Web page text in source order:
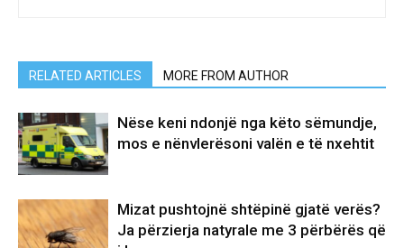
RELATED ARTICLES MORE FROM AUTHOR
Nëse keni ndonjë nga këto sëmundje,
mos e nënvlerësoni valën e të nxehtit
Mizat pushtojnë shtëpinë gjatë verës?
Ja përzierja natyrale me 3 përbërës që